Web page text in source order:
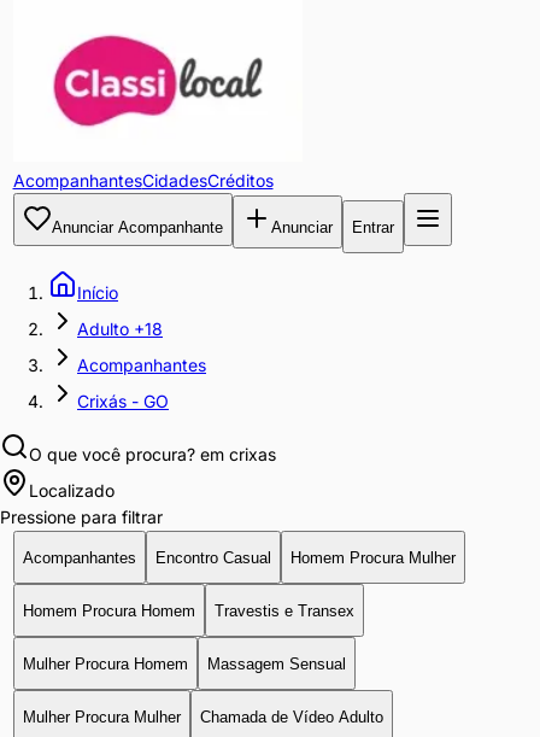
AcompanhantesCidadesCréditos
Anunciar Acompanhante Anunciar Entrar
Início
Adulto +18
Acompanhantes
Crixás - GO
O que você procura? em crixas
Localizado
Pressione para filtrar
Acompanhantes Encontro Casual Homem Procura Mulher
Homem Procura Homem Travestis e Transex
Mulher Procura Homem Massagem Sensual
Mulher Procura Mulher Chamada de Vídeo Adulto